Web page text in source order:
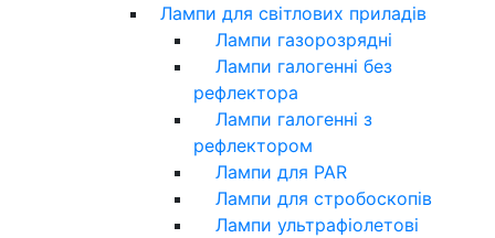
Лампи для світлових приладів
Лампи газорозрядні
Лампи галогенні без
рефлектора
Лампи галогенні з
рефлектором
Лампи для PAR
Лампи для стробоскопів
Лампи ультрафіолетові